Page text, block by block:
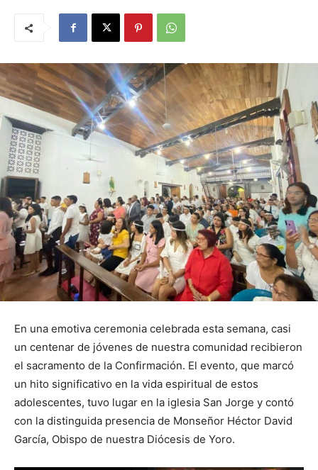
En una emotiva ceremonia celebrada esta semana, casi
un centenar de jóvenes de nuestra comunidad recibieron
el sacramento de la Confirmación. El evento, que marcó
un hito significativo en la vida espiritual de estos
adolescentes, tuvo lugar en la iglesia San Jorge y contó
con la distinguida presencia de Monseñor Héctor David
García, Obispo de nuestra Diócesis de Yoro.